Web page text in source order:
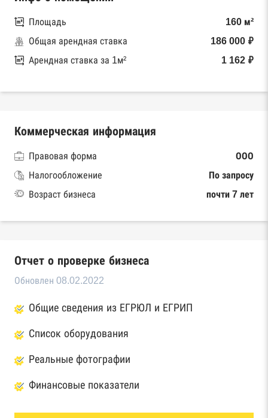
Площадь
160 м²
Общая арендная ставка
186 000 ₽
Арендная ставка за 1м²
1 162 ₽
Коммерческая информация
Правовая форма
ООО
Налогообложение
По запросу
Возраст бизнеса
почти 7 лет
Отчет о проверке бизнеса
Обновлен 08.02.2022
Общие сведения из ЕГРЮЛ и ЕГРИП
Список оборудования
Реальные фотографии
Финансовые показатели